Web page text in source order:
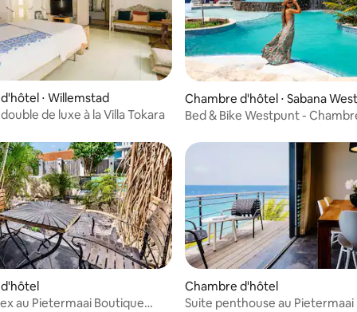
sur la base de 4 commentaires : 5 sur 5
⋅ Willemstad
de luxe à la Villa Tokara
Chambre d'hôtel ⋅ Sabana
nt
Bed & Bike Westpunt -
au Pietermaai Boutique
Chambre d'hôtel
Suite penthouse au